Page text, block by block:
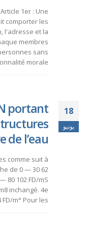
1er : Une
comporter les
l'adresse et la
membres
sans
morale :...
18
يونيو
portant
l’eau.
comme suit à
de 0 — 30 62
80 102 FD/mS
inchangé. 4e
m° Pour les...